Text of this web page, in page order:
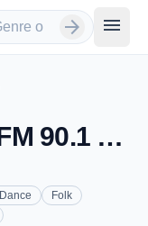
arrow_forward menu
Pequeradio - FM 90.1 - Valencia
Dance
Folk